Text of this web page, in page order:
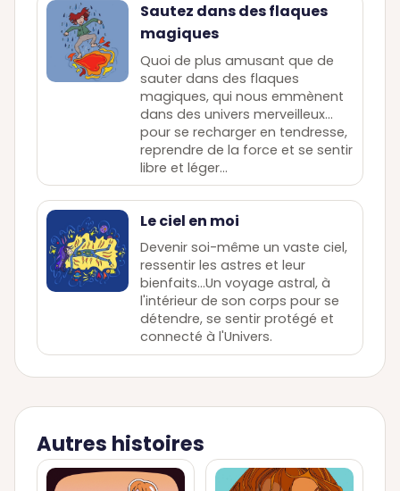
Sautez dans des flaques
magiques
Quoi de plus amusant que de
sauter dans des flaques
magiques, qui nous emmènent
dans des univers merveilleux…
pour se recharger en tendresse,
reprendre de la force et se sentir
libre et léger...
Le ciel en moi
Devenir soi-même un vaste ciel,
ressentir les astres et leur
bienfaits…Un voyage astral, à
l'intérieur de son corps pour se
détendre, se sentir protégé et
connecté à l'Univers.
Autres histoires